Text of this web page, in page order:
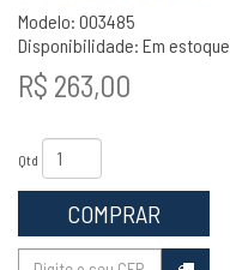
Modelo: 003485
Disponibilidade: Em estoque
R$ 263,00
Qtd
COMPRAR